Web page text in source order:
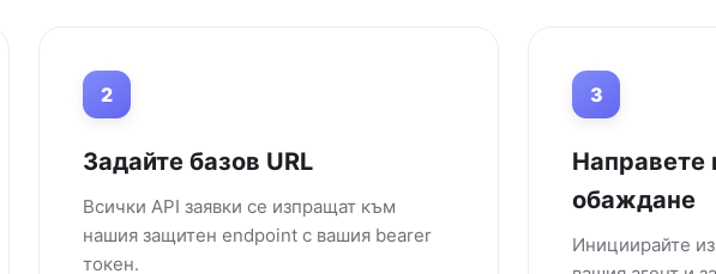
2
Задайте базов URL
Всички API заявки се изпращат към
нашия защитен endpoint с вашия bearer
токен.
3
Направете
обаждане
Инициирайте